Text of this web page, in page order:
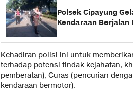
Polsek Cipayung
Kendaraan Berjalan
Kehadiran polisi ini untuk
terhadap potensi tindak kejahatan,
pemberatan), Curas (pencurian
kendaraan bermotor).